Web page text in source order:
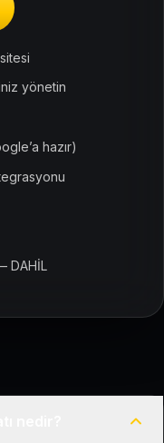
yönetin
hazır)
DAHİL